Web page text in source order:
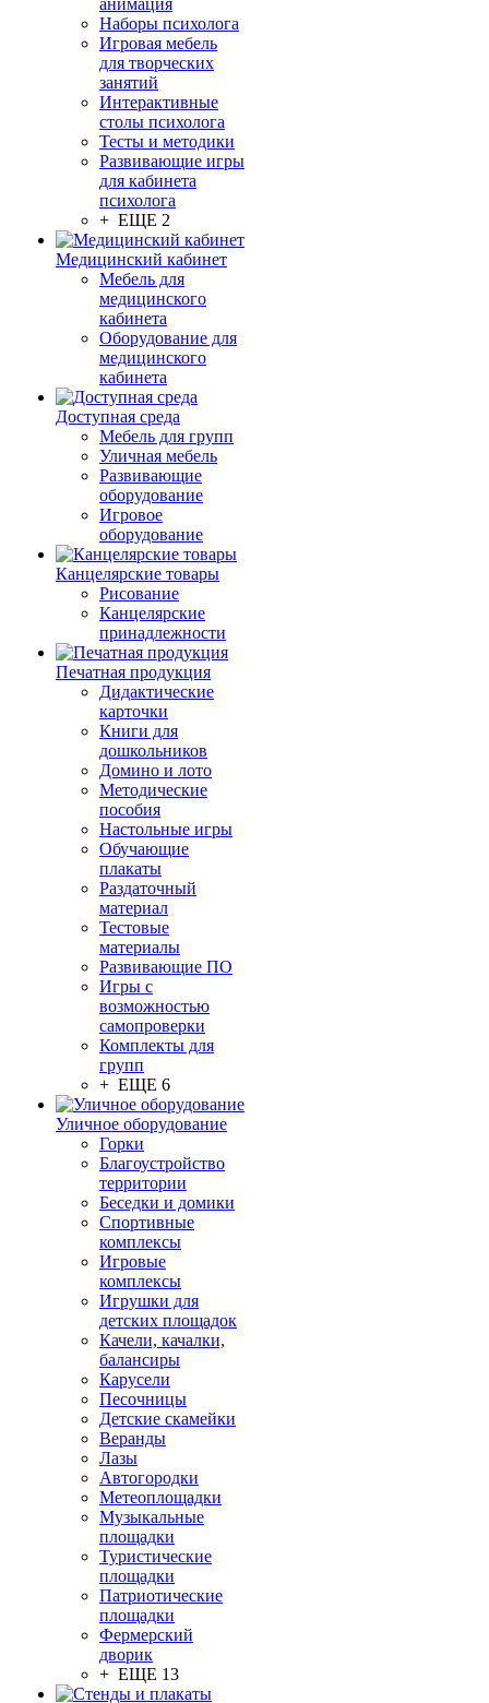
анимация
Наборы психолога
Игровая мебель
для творческих
занятий
Интерактивные
столы психолога
Тесты и методики
Развивающие игры
для кабинета
психолога
+ ЕЩЕ 2
Медицинский кабинет
Мебель для
медицинского
кабинета
Оборудование для
медицинского
кабинета
Доступная среда
Мебель для групп
Уличная мебель
Развивающие
оборудование
Игровое
оборудование
Канцелярские товары
Рисование
Канцелярские
принадлежности
Печатная продукция
Дидактические
карточки
Книги для
дошкольников
Домино и лото
Методические
пособия
Настольные игры
Обучающие
плакаты
Раздаточный
материал
Тестовые
материалы
Развивающие ПО
Игры с
возможностью
самопроверки
Комплекты для
групп
+ ЕЩЕ 6
Уличное оборудование
Горки
Благоустройство
территории
Беседки и домики
Спортивные
комплексы
Игровые
комплексы
Игрушки для
детских площадок
Качели, качалки,
балансиры
Карусели
Песочницы
Детские скамейки
Веранды
Лазы
Автогородки
Метеоплощадки
Музыкальные
площадки
Туристические
площадки
Патриотические
площадки
Фермерский
дворик
+ ЕЩЕ 13